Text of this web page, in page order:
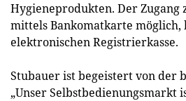
Hygieneprodukten. Der
mittels Bankomatkarte
elektronischen Registrierkasse.
Stubauer ist begeistert von der
„Unser Selbstbedienungsmarkt